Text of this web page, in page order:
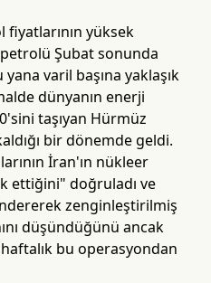
yüksek
Şubat sonunda
varil başına yaklaşık
dünyanın enerji
taşıyan Hürmüz
bir dönemde geldi.
İran'ın nükleer
ettiğini" doğruladı ve
zenginleştirilmiş
düşündüğünü ancak
bu operasyondan